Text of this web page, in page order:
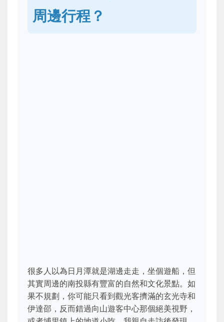
周邊行程？
很多人以為日月潭就是湖邊走走，坐個遊船，但
其實周邊的南投縣有豐富的自然和文化景點。如
果不規劃，你可能只看到觀光客擠滿的玄光寺和
伊達邵，反而錯過向山遊客中心那個絕美視野，